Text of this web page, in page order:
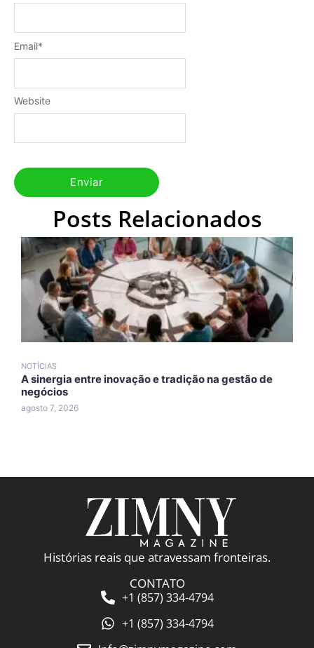
Email*
Website
Posts Relacionados
NOTÍCIAS
A sinergia entre inovação e tradição na gestão de
negócios
agosto 7, 2026
Histórias reais que atravessam fronteiras.
CONTATO
+1 (857) 334-4794
+1 (857) 334-4794